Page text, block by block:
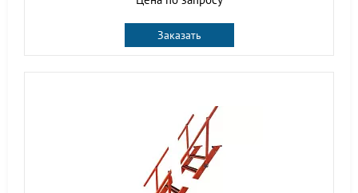
Заказать